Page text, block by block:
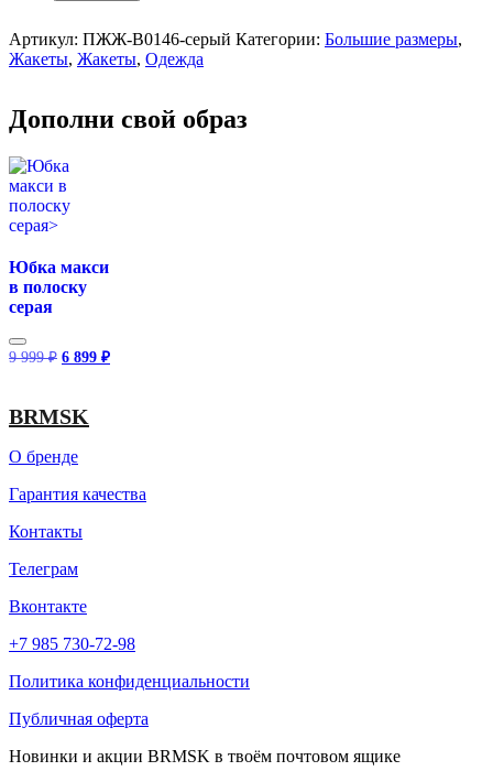
Артикул: ПЖЖ-В0146-серый Категории: Большие размеры,
Жакеты, Жакеты, Одежда
Дополни свой образ
Юбка макси
в полоску
серая
9 999₽ Первоначальная
цена
999 ₽.
6 899 ₽Текущая
цена:
BRMSK
О бренде
Гарантия качества
Контакты
Телеграм
Вконтакте
+7 985 730-72-98
Политика конфиденциальности
Публичная оферта
Новинки и акции BRMSK в твоём почтовом ящике